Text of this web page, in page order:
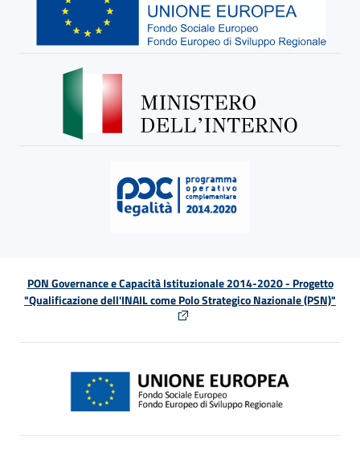
PON Governance e Capacità Istituzionale 2014-2020 - Progetto
"Qualificazione dell'INAIL come Polo Strategico Nazionale (PSN)"